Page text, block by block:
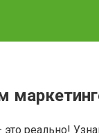
реально!